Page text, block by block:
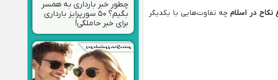
نکاح در اسلامچه تفاوت‌هایی با یکدیگر
چطور خبر بارداری به همسر
بگیم؟ ۵۰ سورپرایز بارداری
برای خبر حاملگی!